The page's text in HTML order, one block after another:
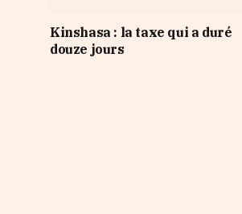
Kinshasa : la taxe qui a duré
douze jours